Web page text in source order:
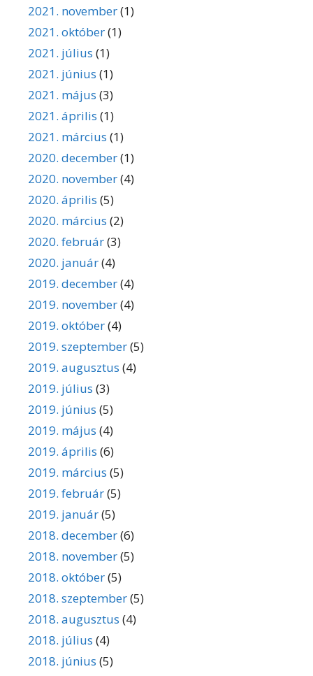
2021. november(1)
2021. október(1)
2021. július (1)
2021. június (1)
2021. május (3)
2021. április (1)
2021. március (1)
2020. december(1)
2020. november(4)
2020. április (5)
2020. március (2)
2020. február(3)
2020. január(4)
2019. december(4)
2019. november(4)
2019. október(4)
2019. szeptember(5)
2019. augusztus (4)
2019. július (3)
2019. június (5)
2019. május (4)
2019. április (6)
2019. március (5)
2019. február(5)
2019. január(5)
2018. december(6)
2018. november(5)
2018. október(5)
2018. szeptember(5)
2018. augusztus (4)
2018. július (4)
2018. június (5)